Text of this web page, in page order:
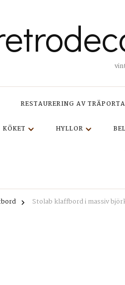
RESTAURERING AV
KÖKET HYLLOR
Stolab klaffbord i massiv